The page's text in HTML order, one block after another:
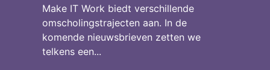
Make IT Work biedt verschillende
omscholingstrajecten aan. In de
komende nieuwsbrieven zetten we
telkens een...